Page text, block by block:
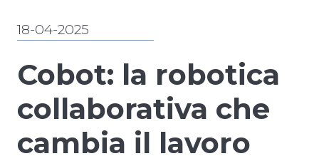
Cobot: la robotica
collaborativa che
cambia il lavoro
18-04-2025